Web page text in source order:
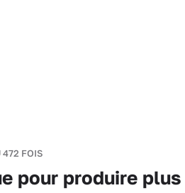
FOIS
pour produire plus